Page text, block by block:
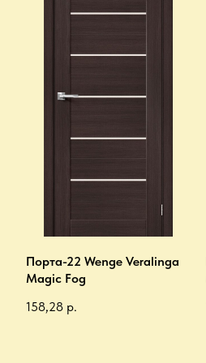
Порта-22 Wenge Veralinga
Magic Fog
158,28 р.